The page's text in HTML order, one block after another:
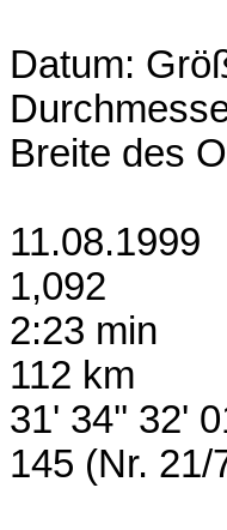
Datum:
Breite des
11.08.1999
1,092
2:23 min
112 km
31' 34'' 32'
145 (Nr. 21/